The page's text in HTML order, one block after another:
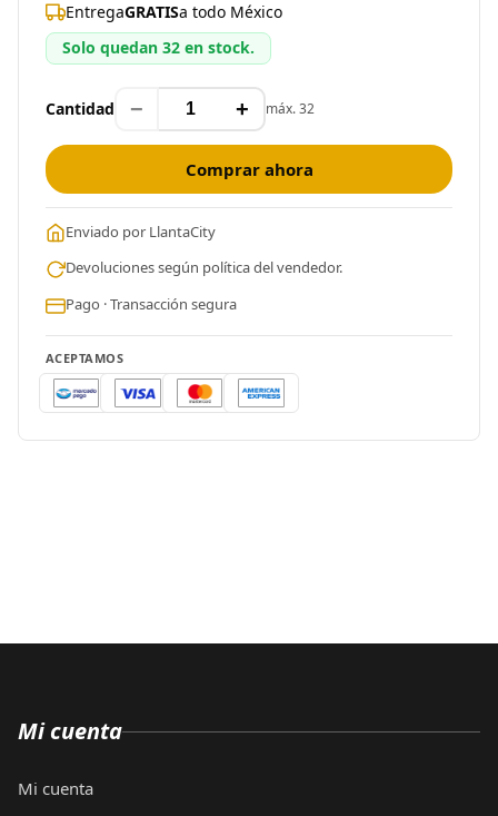
EntregaGRATISa todo México
Solo quedan 32 en stock.
Cantidad − + máx. 32
Comprar ahora
Enviado por LlantaCity
Devoluciones según política del vendedor.
Pago · Transacción segura
ACEPTAMOS
Mi cuenta
Mi cuenta